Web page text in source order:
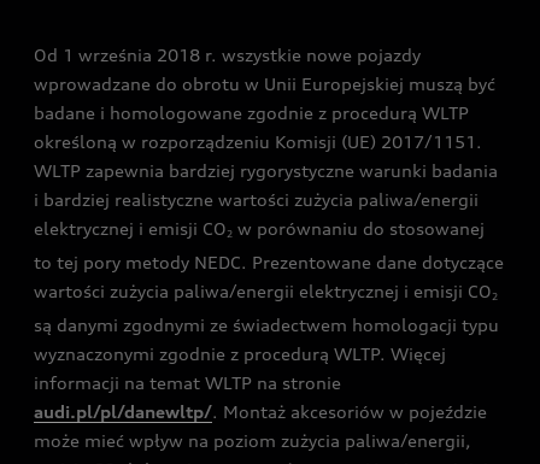
Audi exclusive
Od 1 września 2018 r. wszystkie nowe pojazdy
wprowadzane do obrotu w Unii Europejskiej muszą być
badane i homologowane zgodnie z procedurą WLTP
określoną w rozporządzeniu Komisji (UE) 2017/1151.
WLTP zapewnia bardziej rygorystyczne warunki badania
i bardziej realistyczne wartości zużycia paliwa/energii
elektrycznej i emisji CO2 w porównaniu do stosowanej
to tej pory metody NEDC. Prezentowane dane dotyczące
wartości zużycia paliwa/energii elektrycznej i emisji CO2
są danymi zgodnymi ze świadectwem homologacji typu
wyznaczonymi zgodnie z procedurą WLTP. Więcej
informacji na temat WLTP na stronie
audi.pl/pl/danewltp/. Montaż akcesoriów w pojeździe
może mieć wpływ na poziom zużycia paliwa/energii,